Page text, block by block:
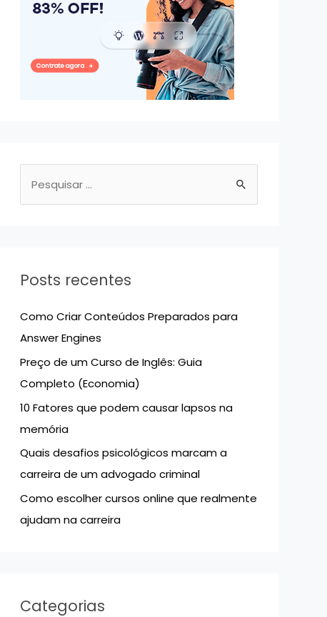
a
r
p
o
r
:
Posts recentes
Como Criar Conteúdos Preparados para
Answer Engines
Preço de um Curso de Inglês: Guia
Completo (Economia)
10 Fatores que podem causar lapsos na
memória
Quais desafios psicológicos marcam a
carreira de um advogado criminal
Como escolher cursos online que realmente
ajudam na carreira
Categorias